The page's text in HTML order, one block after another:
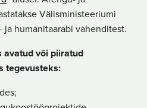
Välisministeeriumi
ja humanitaarabi vahenditest.
avatud või piiratud
tegevusteks: